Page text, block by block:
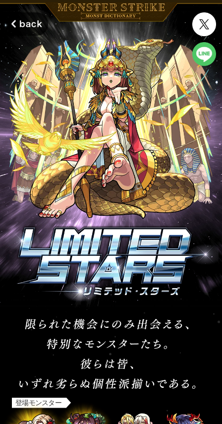
限られた機会にのみ出会える、 特別なモンスターたち。 彼らは皆、 いずれ劣らぬ個性派揃いであ
登場モンスター